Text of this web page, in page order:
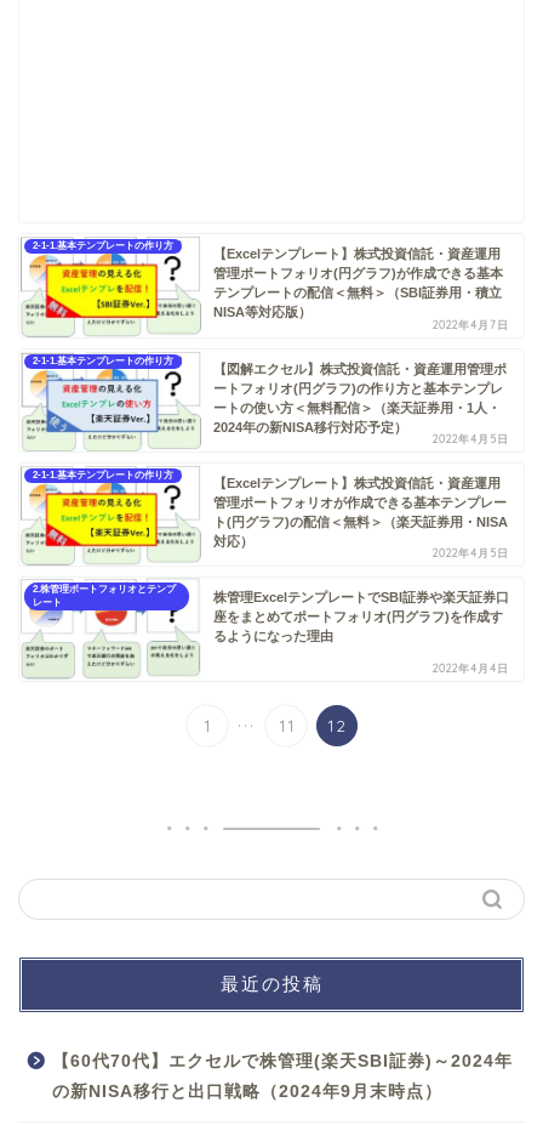
2-1-1.基本テンプレートの作り方
【Excelテンプレート】株式投資信託・資産運用
管理ポートフォリオ(円グラフ)が作成できる基本
テンプレートの配信＜無料＞（SBI証券用・積立
NISA等対応版）
2022年4月7日
2-1-1.基本テンプレートの作り方
【図解エクセル】株式投資信託・資産運用管理ポ
ートフォリオ(円グラフ)の作り方と基本テンプレ
ートの使い方＜無料配信＞（楽天証券用・1人・
2024年の新NISA移行対応予定）
2022年4月5日
2-1-1.基本テンプレートの作り方
【Excelテンプレート】株式投資信託・資産運用
管理ポートフォリオが作成できる基本テンプレー
ト(円グラフ)の配信＜無料＞（楽天証券用・NISA
対応）
2022年4月5日
2.株管理ポートフォリオとテンプ
レート
株管理ExcelテンプレートでSBI証券や楽天証券口
座をまとめてポートフォリオ(円グラフ)を作成す
るようになった理由
2022年4月4日
1 ... 11 12
最近の投稿
【60代70代】エクセルで株管理(楽天SBI証券)～2024年
の新NISA移行と出口戦略（2024年9月末時点）